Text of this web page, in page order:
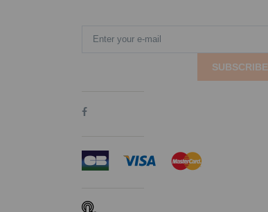
SUBSCRIBE